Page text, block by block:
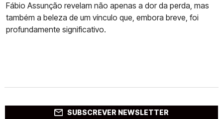
Fábio Assunção revelam não apenas a dor da perda, mas
também a beleza de um vínculo que, embora breve, foi
profundamente significativo.
SUBSCREVER NEWSLETTER